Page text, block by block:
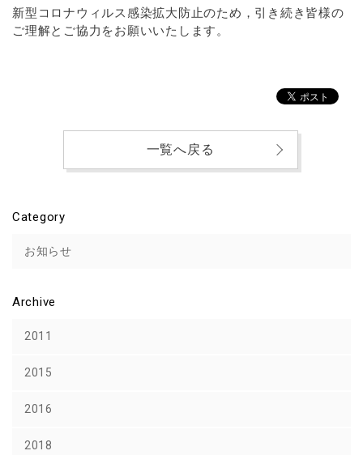
新型コロナウィルス感染拡大防止のため，引き続き皆様の
ご理解とご協力をお願いいたします。
一覧へ戻る
Category
お知らせ
Archive
2011
2015
2016
2018